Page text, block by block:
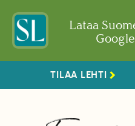
Lataa
TILAA LEHTI